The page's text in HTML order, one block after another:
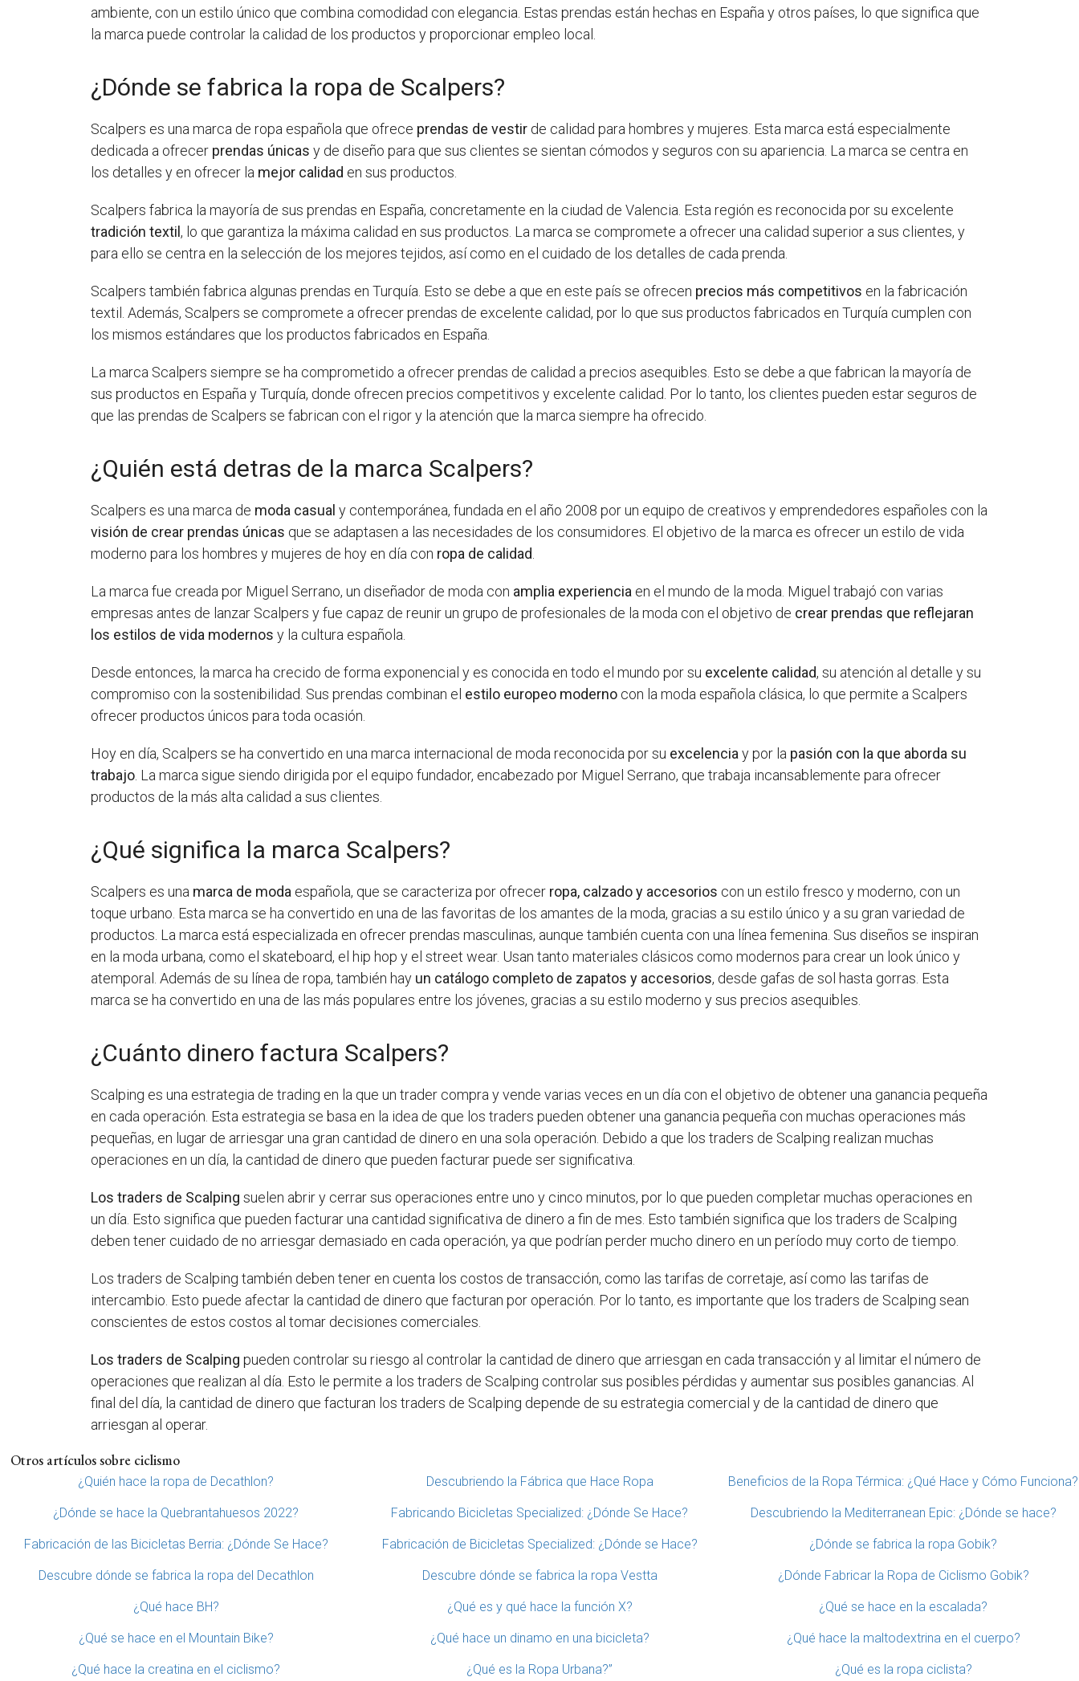
ambiente, con un estilo único que combina comodidad con elegancia. Estas prendas están hechas en España y otros países, lo que significa que
la marca puede controlar la calidad de los productos y proporcionar empleo local.
¿Dónde se fabrica la ropa de Scalpers?
Scalpers es una marca de ropa española que ofrece prendas de vestir de calidad para hombres y mujeres. Esta marca está especialmente
dedicada a ofrecer prendas únicas y de diseño para que sus clientes se sientan cómodos y seguros con su apariencia. La marca se centra en
los detalles y en ofrecer la mejor calidad en sus productos.
Scalpers fabrica la mayoría de sus prendas en España, concretamente en la ciudad de Valencia. Esta región es reconocida por su excelente
tradición textil, lo que garantiza la máxima calidad en sus productos. La marca se compromete a ofrecer una calidad superior a sus clientes, y
para ello se centra en la selección de los mejores tejidos, así como en el cuidado de los detalles de cada prenda.
Scalpers también fabrica algunas prendas en Turquía. Esto se debe a que en este país se ofrecen precios más competitivos en la fabricación
textil. Además, Scalpers se compromete a ofrecer prendas de excelente calidad, por lo que sus productos fabricados en Turquía cumplen con
los mismos estándares que los productos fabricados en España.
La marca Scalpers siempre se ha comprometido a ofrecer prendas de calidad a precios asequibles. Esto se debe a que fabrican la mayoría de
sus productos en España y Turquía, donde ofrecen precios competitivos y excelente calidad. Por lo tanto, los clientes pueden estar seguros de
que las prendas de Scalpers se fabrican con el rigor y la atención que la marca siempre ha ofrecido.
¿Quién está detras de la marca Scalpers?
Scalpers es una marca de moda casual y contemporánea, fundada en el año 2008 por un equipo de creativos y emprendedores españoles con la
visión de crear prendas únicas que se adaptasen a las necesidades de los consumidores. El objetivo de la marca es ofrecer un estilo de vida
moderno para los hombres y mujeres de hoy en día con ropa de calidad
La marca fue creada por Miguel Serrano, un diseñador de moda con amplia experiencia en el mundo de la moda. Miguel trabajó con varias
empresas antes de lanzar Scalpers y fue capaz de reunir un grupo de profesionales de la moda con el objetivo de crear prendas que reflejaran
los estilos de vida modernos y la cultura española.
Desde entonces, la marca ha crecido de forma exponencial y es conocida en todo el mundo por su excelente calidad, su atención al detalle y su
compromiso con la sostenibilidad. Sus prendas combinan el estilo europeo moderno con la moda española clásica, lo que permite a Scalpers
ofrecer productos únicos para toda ocasión.
Hoy en día, Scalpers se ha convertido en una marca internacional de moda reconocida por su excelencia y por la pasión con la que aborda su
trabajo . La marca sigue siendo dirigida por el equipo fundador, encabezado por Miguel Serrano, que trabaja incansablemente para ofrecer
productos de la más alta calidad a sus clientes.
¿Qué significa la marca Scalpers?
Scalpers es una marca de moda española, que se caracteriza por ofrecer ropa, calzado y accesorios con un estilo fresco y moderno, con un
toque urbano. Esta marca se ha convertido en una de las favoritas de los amantes de la moda, gracias a su estilo único y a su gran variedad de
productos. La marca está especializada en ofrecer prendas masculinas, aunque también cuenta con una línea femenina. Sus diseños se inspiran
en la moda urbana, como el skateboard, el hip hop y el street wear. Usan tanto materiales clásicos como modernos para crear un look único y
atemporal. Además de su línea de ropa, también hay un catálogo completo de zapatos y accesorios, desde gafas de sol hasta gorras. Esta
marca se ha convertido en una de las más populares entre los jóvenes, gracias a su estilo moderno y sus precios asequibles.
¿Cuánto dinero factura Scalpers?
Scalping es una estrategia de trading en la que un trader compra y vende varias veces en un día con el objetivo de obtener una ganancia pequeña
en cada operación. Esta estrategia se basa en la idea de que los traders pueden obtener una ganancia pequeña con muchas operaciones más
pequeñas, en lugar de arriesgar una gran cantidad de dinero en una sola operación. Debido a que los traders de Scalping realizan muchas
operaciones en un día, la cantidad de dinero que pueden facturar puede ser significativa.
Los traders de Scalping suelen abrir y cerrar sus operaciones entre uno y cinco minutos, por lo que pueden completar muchas operaciones en
un día. Esto significa que pueden facturar una cantidad significativa de dinero a fin de mes. Esto también significa que los traders de Scalping
deben tener cuidado de no arriesgar demasiado en cada operación, ya que podrían perder mucho dinero en un período muy corto de tiempo.
Los traders de Scalping también deben tener en cuenta los costos de transacción, como las tarifas de corretaje, así como las tarifas de
intercambio. Esto puede afectar la cantidad de dinero que facturan por operación. Por lo tanto, es importante que los traders de Scalping sean
conscientes de estos costos al tomar decisiones comerciales.
Los traders de Scalping pueden controlar su riesgo al controlar la cantidad de dinero que arriesgan en cada transacción y al limitar el número de
operaciones que realizan al día. Esto le permite a los traders de Scalping controlar sus posibles pérdidas y aumentar sus posibles ganancias. Al
final del día, la cantidad de dinero que facturan los traders de Scalping depende de su estrategia comercial y de la cantidad de dinero que
arriesgan al operar.
Otros artículos sobre ciclismo
¿Quién hace la ropa de Decathlon? Descubriendo la Fábrica que Hace Ropa Beneficios de la Ropa Térmica: ¿Qué Hace y Cómo Funciona?
¿Dónde se hace la Quebrantahuesos 2022? Fabricando Bicicletas Specialized: ¿Dónde Se Hace? Descubriendo la Mediterranean Epic: ¿Dónde se hace?
Fabricación de las Bicicletas Berria: ¿Dónde Se Hace? Fabricación de Bicicletas Specialized: ¿Dónde se Hace? ¿Dónde se fabrica la ropa Gobik?
Descubre dónde se fabrica la ropa del Decathlon Descubre dónde se fabrica la ropa Vestta ¿Dónde Fabricar la Ropa de Ciclismo Gobik?
¿Qué hace BH? ¿Qué es y qué hace la función X? ¿Qué se hace en la escalada?
¿Qué se hace en el Mountain Bike? ¿Qué hace un dinamo en una bicicleta? ¿Qué hace la maltodextrina en el cuerpo?
¿Qué hace la creatina en el ciclismo? ¿Qué es la Ropa Urbana?” ¿Qué es la ropa ciclista?